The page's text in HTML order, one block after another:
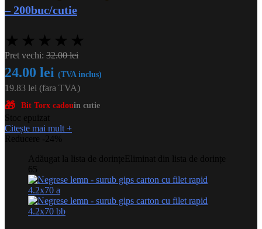
– 200buc/cutie
★ ★ ★ ★ ★
Pret vechi: 32.00lei
24.00 lei (TVA inclus)
19.83 lei (fara TVA)
🎁 Bit Torx cadouin cutie
Stoc epuizat
Citește mai mult +
Reducere -24%
Adăugat la lista de dorințeEliminat din lista de dorințe
65